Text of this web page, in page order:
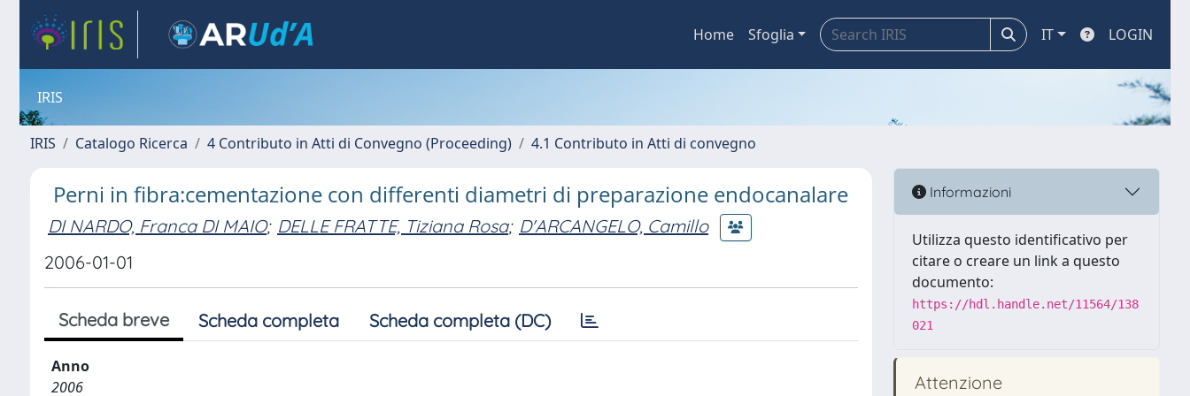
Home Sfoglia IT LOGIN
IRIS
IRIS Catalogo Ricerca 4 Contributo in Atti di Convegno (Proceeding) 4.1 Contributo in Atti di convegno
Perni in fibra:cementazione con differenti diametri di preparazione endocanalare
DI NARDO, Franca DI MAIO; DELLE FRATTE, Tiziana Rosa; D'ARCANGELO, Camillo
2006-01-01
Scheda breve Scheda completa Scheda completa (DC)
Anno
2006
Informazioni
Utilizza questo identificativo per
citare o creare un link a questo
documento:
https://hdl.handle.net/11564/138
021
Attenzione